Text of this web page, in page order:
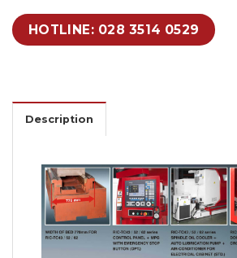
HOTLINE: 028 3514 0529
Description